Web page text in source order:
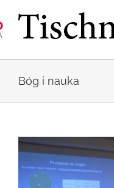
zawartości
Bóg i nauka